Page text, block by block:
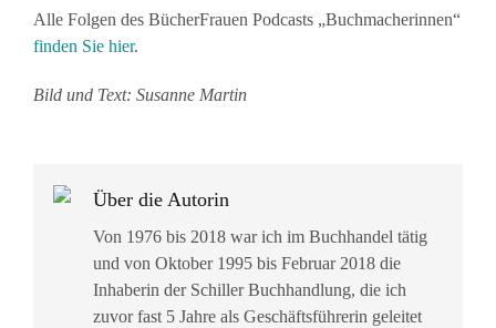
Alle Folgen des BücherFrauen Podcasts „Buchmacherinnen“
finden Sie hier.
Bild und Text: Susanne Martin
Über die Autorin
Von 1976 bis 2018 war ich im Buchhandel tätig
und von Oktober 1995 bis Februar 2018 die
Inhaberin der Schiller Buchhandlung, die ich
zuvor fast 5 Jahre als Geschäftsführerin geleitet